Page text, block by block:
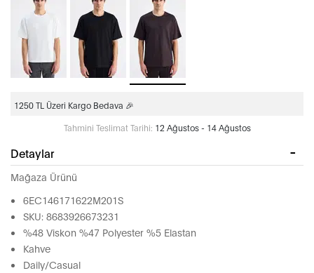
1250 TL Üzeri Kargo Bedava 🎉
Tahmini Teslimat Tarihi: 12 Ağustos - 14 Ağustos
Detaylar
Mağaza Ürünü
6EC146171622M201S
SKU: 8683926673231
%48 Viskon %47 Polyester %5 Elastan
Kahve
Daily/Casual